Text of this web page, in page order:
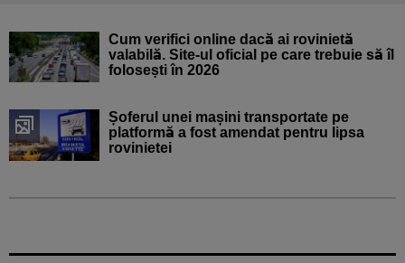
Cum verifici online dacă ai rovinietă
valabilă. Site-ul oficial pe care trebuie să îl
folosești în 2026
Șoferul unei mașini transportate pe
platformă a fost amendat pentru lipsa
rovinietei